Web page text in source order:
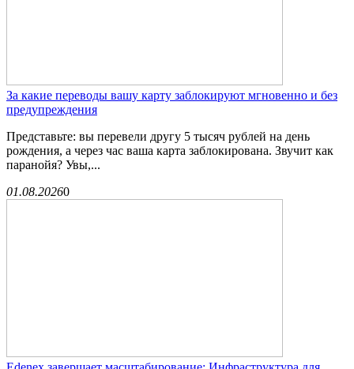
За какие переводы вашу карту заблокируют мгновенно и без
предупреждения
Представьте: вы перевели другу 5 тысяч рублей на день
рождения, а через час ваша карта заблокирована. Звучит как
паранойя? Увы,...
01.08.20260